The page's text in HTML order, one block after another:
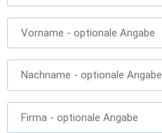
Vorname - optionale Angabe
Nachname - optionale Angabe
Firma - optionale Angabe